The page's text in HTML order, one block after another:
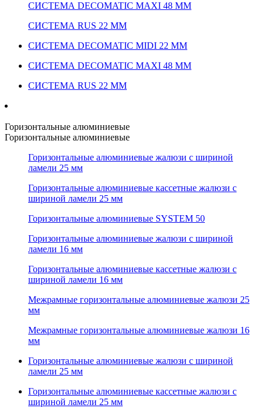
СИСТЕМА DECOMATIC MAXI 48 ММ
СИСТЕМА RUS 22 ММ
СИСТЕМА DECOMATIC MIDI 22 ММ
СИСТЕМА DECOMATIC MAXI 48 ММ
СИСТЕМА RUS 22 ММ
Горизонтальные алюминиевые
Горизонтальные алюминиевые
Горизонтальные алюминиевые жалюзи с шириной
ламели 25 мм
Горизонтальные алюминиевые кассетные жалюзи с
шириной ламели 25 мм
Горизонтальные алюминиевые SYSTEM 50
Горизонтальные алюминиевые жалюзи с шириной
ламели 16 мм
Горизонтальные алюминиевые кассетные жалюзи с
шириной ламели 16 мм
Межрамные горизонтальные алюминиевые жалюзи 25
мм
Межрамные горизонтальные алюминиевые жалюзи 16
мм
Горизонтальные алюминиевые жалюзи с шириной
ламели 25 мм
Горизонтальные алюминиевые кассетные жалюзи с
шириной ламели 25 мм